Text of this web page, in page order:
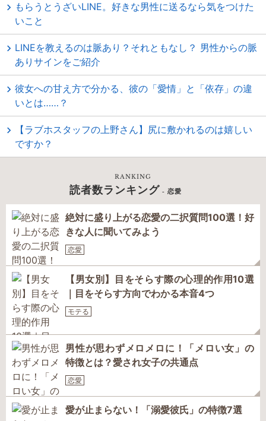
もらうとうざいLINE。好きな男性に送るなら気をつけた
いこと
LINEを教えるのは脈あり？それともなし？ 男性からの脈
ありサインをご紹介
彼女への甘え方で分かる、彼の「愛情」と「依存」の違
いとは……？
【ラブホスタッフの上野さん】尻に敷かれるのは嬉しい
ですか？
RANKING
読者数ランキング - 恋愛
絶対に盛り上がる恋愛の二択質問100選！好
きな人に聞いてみよう
恋愛
【男女別】目をそらす際の心理的作用10選
｜目をそらす方向でわかる本音4つ
モテる
男性が思わずメロメロに！「メロい女」の
特徴とは？愛され女子の共通点
恋愛
愛が止まらない！「溺愛彼氏」の特徴7選